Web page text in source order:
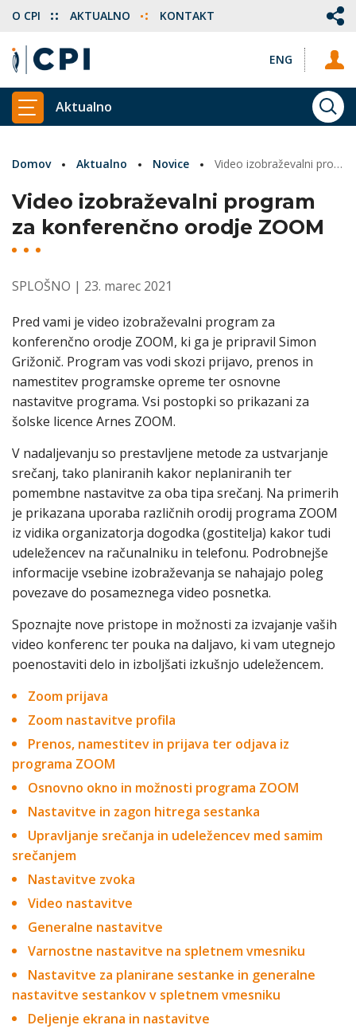
ENG
O CPI AKTUALNO KONTAKT
PRIKAŽI GLAVNI MENI
Aktualno
Domov Aktualno Novice Video izobraževalni program za konferenčno orodje ZOOM
Video izobraževalni program
za konferenčno orodje ZOOM
SPLOŠNO | 23. marec 2021
Pred vami je video izobraževalni program za
konferenčno orodje ZOOM, ki ga je pripravil Simon
Grižonič. Program vas vodi skozi prijavo, prenos in
namestitev programske opreme ter osnovne
nastavitve programa. Vsi postopki so prikazani za
šolske licence Arnes ZOOM.
V nadaljevanju so prestavljene metode za ustvarjanje
srečanj, tako planiranih kakor neplaniranih ter
pomembne nastavitve za oba tipa srečanj. Na primerih
je prikazana uporaba različnih orodij programa ZOOM
iz vidika organizatorja dogodka (gostitelja) kakor tudi
udeležencev na računalniku in telefonu. Podrobnejše
informacije vsebine izobraževanja se nahajajo poleg
povezave do posameznega video posnetka.
Spoznajte nove pristope in možnosti za izvajanje vaših
video konferenc ter pouka na daljavo, ki vam utegnejo
poenostaviti delo in izboljšati izkušnjo udeležencem.
Zoom prijava
Zoom nastavitve profila
Prenos, namestitev in prijava ter odjava iz
programa ZOOM
Osnovno okno in možnosti programa ZOOM
Nastavitve in zagon hitrega sestanka
Upravljanje srečanja in udeležencev med samim
srečanjem
Nastavitve zvoka
Video nastavitve
Generalne nastavitve
Varnostne nastavitve na spletnem vmesniku
Nastavitve za planirane sestanke in generalne
nastavitve sestankov v spletnem vmesniku
Deljenje ekrana in nastavitve